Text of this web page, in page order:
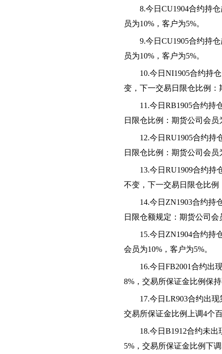
8.今日CU1904合约持
员为10%，客户为5%。
9.今日 CU1905合约持
员为10%，客户为5%。
10.今日NI1905合约持
变 ，下一交易日限仓比例
1 1 .今日RB1905合约持
日限仓比例：期货公司会员
1 2.今日RU1905合约持
日限仓比例：期货公司会员
13.今日RU1909合约持
不变 ，下一交易日限仓比
14.今日ZN1903合约持
日限仓额规定：期货公司会
1 5.今日ZN1904合约持
会员为10%，客户为5%。
16.今日 FB2001合约出
8%，交易所保证金比例保
1 7.今日 LR903合约出现
交易所保证金比例
上调4个
18.今日 B1912合约未出
5%，交易所保证金比例下调